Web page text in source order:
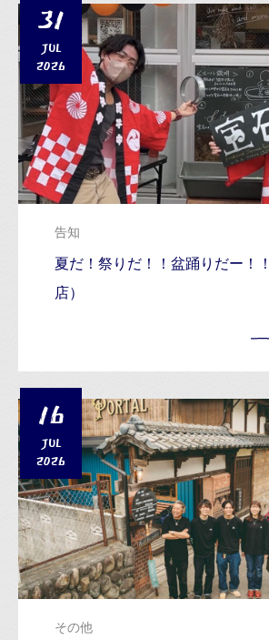
31
JUL
2026
告知
夏だ！祭りだ！！盆踊りだー！
店）
16
JUL
2026
その他